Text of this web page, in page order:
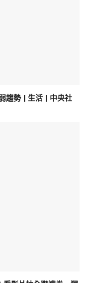
趨勢 | 生活 | 中央社